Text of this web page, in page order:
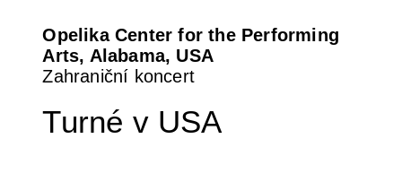
Opelika Center for the Performing
Arts, Alabama, USA
Zahraniční koncert
Turné v USA